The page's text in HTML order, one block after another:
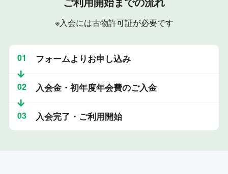
※入会には古物許可証が必要です
01 フォームよりお申し込み
02 入会金・初年度年会費のご入金
03 入会完了・ご利用開始